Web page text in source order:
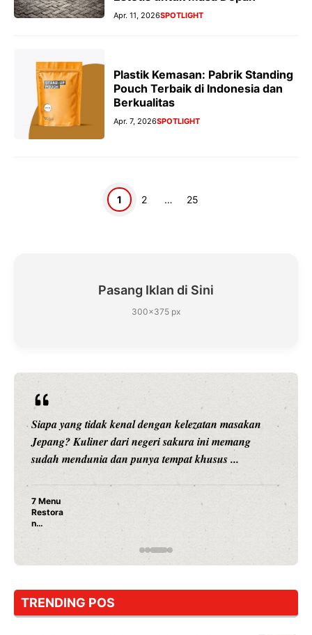
Apr. 11, 2026SPOTLIGHT
Plastik Kemasan: Pabrik Standing
Pouch Terbaik di Indonesia dan
Berkualitas
Apr. 7, 2026SPOTLIGHT
Halaman
1 Halaman
2 … Halaman
25
Pasang Iklan di Sini
300×375 px
Siapa yang tidak kenal dengan kelezatan masakan
Jepang? Kuliner dari negeri sakura ini memang
sudah mendunia dan punya tempat khusus ...
7 Menu
Restora
n
Jepang
yang
Dicoba,
Cuma
Sushi!
TRENDING POS